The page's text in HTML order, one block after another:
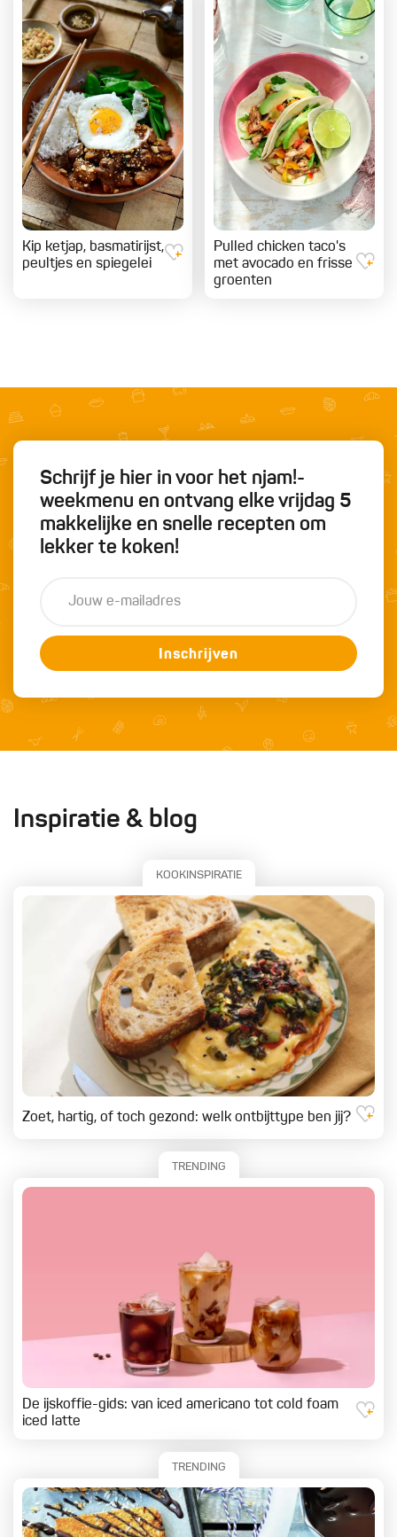
Kip ketjap, basmatirijst,
peultjes en spiegelei
Pulled chicken taco's
met avocado en frisse
groenten
Schrijf je hier in voor het njam!-
weekmenu en ontvang elke vrijdag 5
makkelijke en snelle recepten om
lekker te koken!
Inschrijven
Inspiratie & blog
KOOKINSPIRATIE
Zoet, hartig, of toch gezond: welk ontbijttype ben jij?
TRENDING
De ijskoffie-gids: van iced americano tot cold foam
iced latte
TRENDING